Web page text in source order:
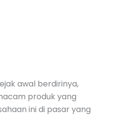
awal berdirinya,
produk yang
ini di pasar yang